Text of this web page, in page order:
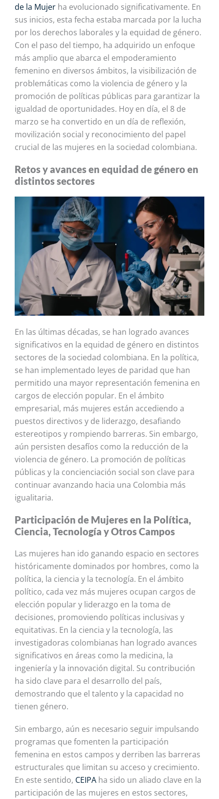
de la Mujer ha evolucionado significativamente. En
sus inicios, esta fecha estaba marcada por la lucha
por los derechos laborales y la equidad de género.
Con el paso del tiempo, ha adquirido un enfoque
más amplio que abarca el empoderamiento
femenino en diversos ámbitos, la visibilización de
problemáticas como la violencia de género y la
promoción de políticas públicas para garantizar la
igualdad de oportunidades. Hoy en día, el 8 de
marzo se ha convertido en un día de reflexión,
movilización social y reconocimiento del papel
crucial de las mujeres en la sociedad colombiana.
Retos y avances en equidad de género en
distintos sectores
En las últimas décadas, se han logrado avances
significativos en la equidad de género en distintos
sectores de la sociedad colombiana. En la política,
se han implementado leyes de paridad que han
permitido una mayor representación femenina en
cargos de elección popular. En el ámbito
empresarial, más mujeres están accediendo a
puestos directivos y de liderazgo, desafiando
estereotipos y rompiendo barreras. Sin embargo,
aún persisten desafíos como la reducción de la
violencia de género. La promoción de políticas
públicas y la concienciación social son clave para
continuar avanzando hacia una Colombia más
igualitaria.
Participación de Mujeres en la Política,
Ciencia, Tecnología y Otros Campos
Las mujeres han ido ganando espacio en sectores
históricamente dominados por hombres, como la
política, la ciencia y la tecnología. En el ámbito
político, cada vez más mujeres ocupan cargos de
elección popular y liderazgo en la toma de
decisiones, promoviendo políticas inclusivas y
equitativas. En la ciencia y la tecnología, las
investigadoras colombianas han logrado avances
significativos en áreas como la medicina, la
ingeniería y la innovación digital. Su contribución
ha sido clave para el desarrollo del país,
demostrando que el talento y la capacidad no
tienen género.
Sin embargo, aún es necesario seguir impulsando
programas que fomenten la participación
femenina en estos campos y derriben las barreras
estructurales que limitan su acceso y crecimiento.
En este sentido, CEIPA ha sido un aliado clave en la
participación de las mujeres en estos sectores,